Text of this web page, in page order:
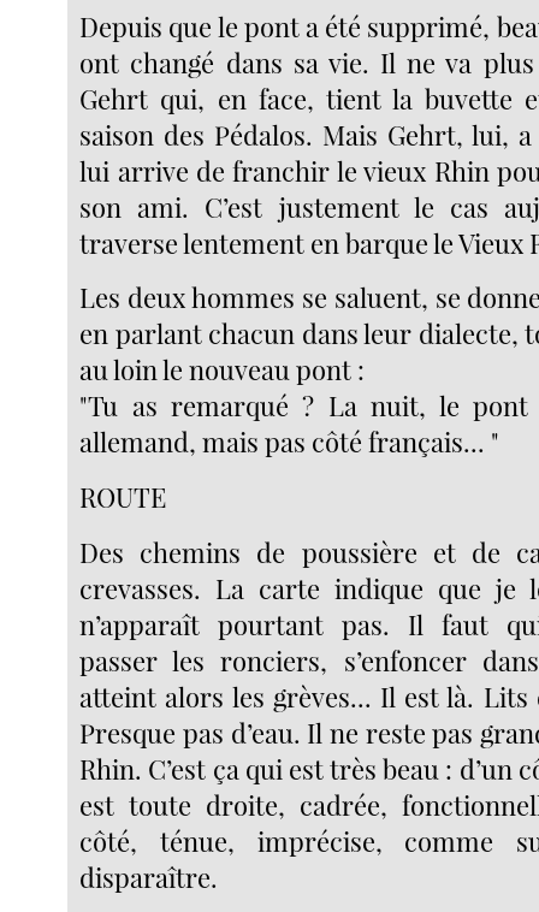
Depuis que le pont a été supprimé,
ont changé dans sa vie. Il ne va
Gehrt qui, en face, tient la buvette
saison des Pédalos. Mais Gehrt, lui,
lui arrive de franchir le vieux Rhin
son ami. C’est justement le cas
traverse lentement en barque le Vieux
Les deux hommes se saluent, se
en parlant chacun dans leur dialecte,
au loin le nouveau pont :
"Tu as remarqué ? La nuit, le pont
allemand, mais pas côté français... "
ROUTE
Des chemins de poussière et de
crevasses. La carte indique que je
n’apparaît pourtant pas. Il faut
passer les ronciers, s’enfoncer
atteint alors les grèves... Il est là. Lits
Presque pas d’eau. Il ne reste pas
Rhin. C’est ça qui est très beau : d’un
est toute droite, cadrée,
côté, ténue, imprécise, comme
disparaître.